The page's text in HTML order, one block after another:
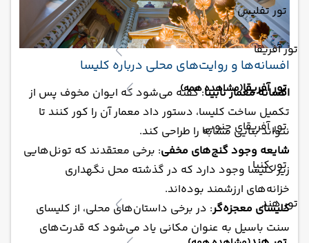
تور تفلیس
تور آفریقا
تور آفریقا(مشاهده همه)
تور آفریقای جنوبی
تور کنیا
تور هند
افسانه‌ها و روایت‌های محلی درباره کلیسا
افسانه معمار نابینا: گفته می‌شود که ایوان مخوف پس از
تکمیل ساخت کلیسا، دستور داد معمار آن را کور کنند تا
نتواند بنایی مشابه را طراحی کند.
شایعه وجود گنج‌های مخفی: برخی معتقدند که تونل‌هایی
زیر کلیسا وجود دارد که در گذشته محل نگهداری
خزانه‌های ارزشمند بوده‌اند.
کلیسای معجزه‌گر: در برخی داستان‌های محلی، از کلیسای
سنت باسیل به عنوان مکانی یاد می‌شود که قدرت‌های